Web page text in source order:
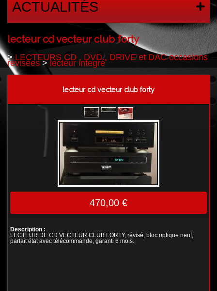
ACTUALITÉS
lecteur cd vecteur club forty
>LECTEURS CD , DVD , DRIVE et DAC occasions
revisées> lecteur integré
lecteur cd vecteur club forty
470,00 €
Description :
LECTEUR DE CD VECTEUR CLUB FORTY, révisé, bloc optique neuf,
parfait état avec télécommande, garanti 6 mois.